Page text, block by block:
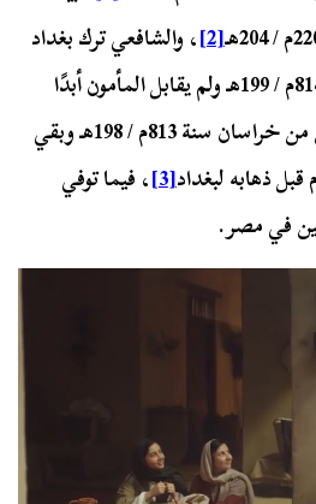
[2] ، والشافعي ترك بغداد
سنة وسافر إلى مصر سنة 814م / 199هـ ولم يقابل المأمون أبدًا
الذي تولى حكم العباسيين من خراسان سنة 813م / 198هـ وبقي
[3] ، فيما توفي
في مصر.